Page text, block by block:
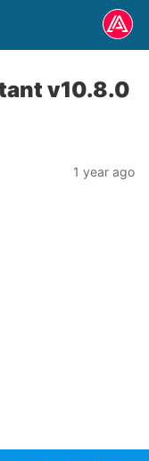
v10.8.0
1 year ago